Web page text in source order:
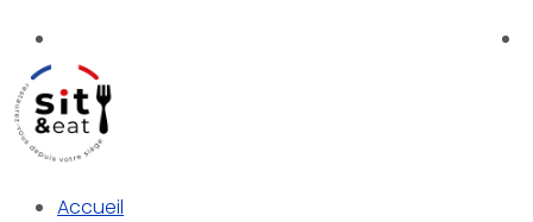
Aller
contenu
Menu
Fermer
Accueil